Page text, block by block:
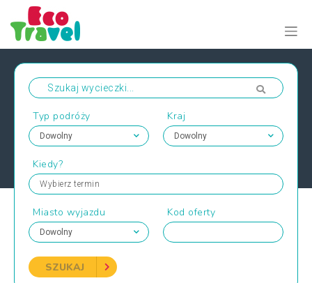
Typ podróży Kraj
Kiedy?
Wybierz termin
Miasto wyjazdu Kod oferty
SZUKAJ